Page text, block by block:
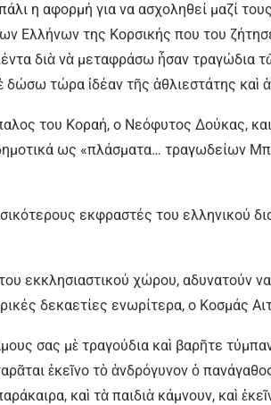
η αφορμή για να ασχοληθεί μαζί
Ελλήνων της Κορσικής που του
διὰ νὰ με­τα­φρά­σω ἦσαν τρα­γώ­δια
δώ­σω τώ­ρα ἰ­δέ­αν τῆς ἀ­θλι­ε­στά­της
του Κοραή, ο Νεόφυτος Δούκας,
ως «πλάσματα… τραγωδείων
εκφραστές του ελληνικού
εκκλησιαστικού χώρου, αδυνατούν
δεκαετίες ενωρίτερα, ο Κοσμάς
σας μὲ τραγούδια καὶ βαρῆτε
ἐκεῖνο τὸ ἀνδρόγυνον ὁ
καὶ τὰ παιδιὰ κάμνουν, καὶ